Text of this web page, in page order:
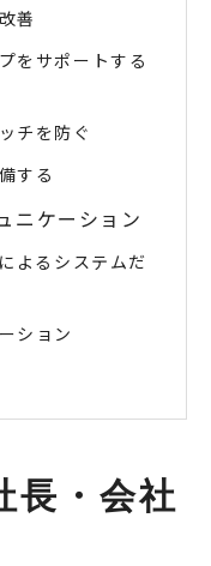
善
をサポートする
チを防ぐ
する
ニケーション
よるシステムだ
ション
長・会社